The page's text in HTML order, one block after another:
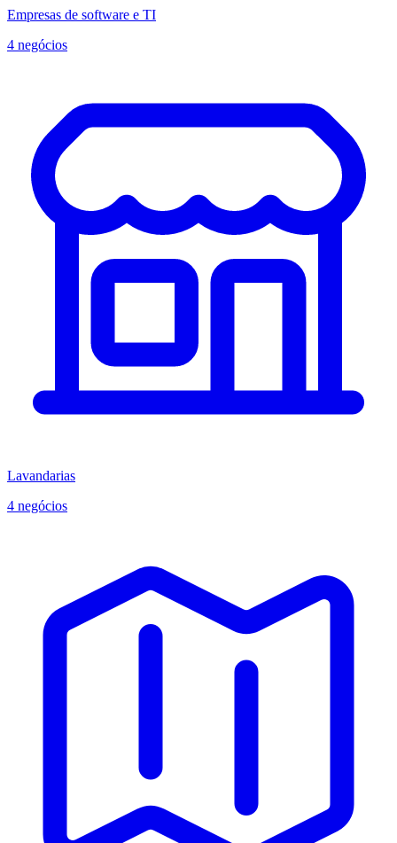
Empresas de software e TI
4 negócios
Lavandarias
4 negócios